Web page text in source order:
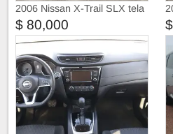
2006 Nissan X-Trail SLX tela
con quemacocos
$ 80,000